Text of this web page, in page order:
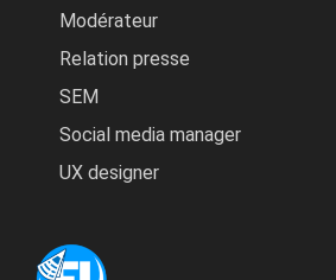
Modérateur
Relation presse
SEM
Social media manager
UX designer